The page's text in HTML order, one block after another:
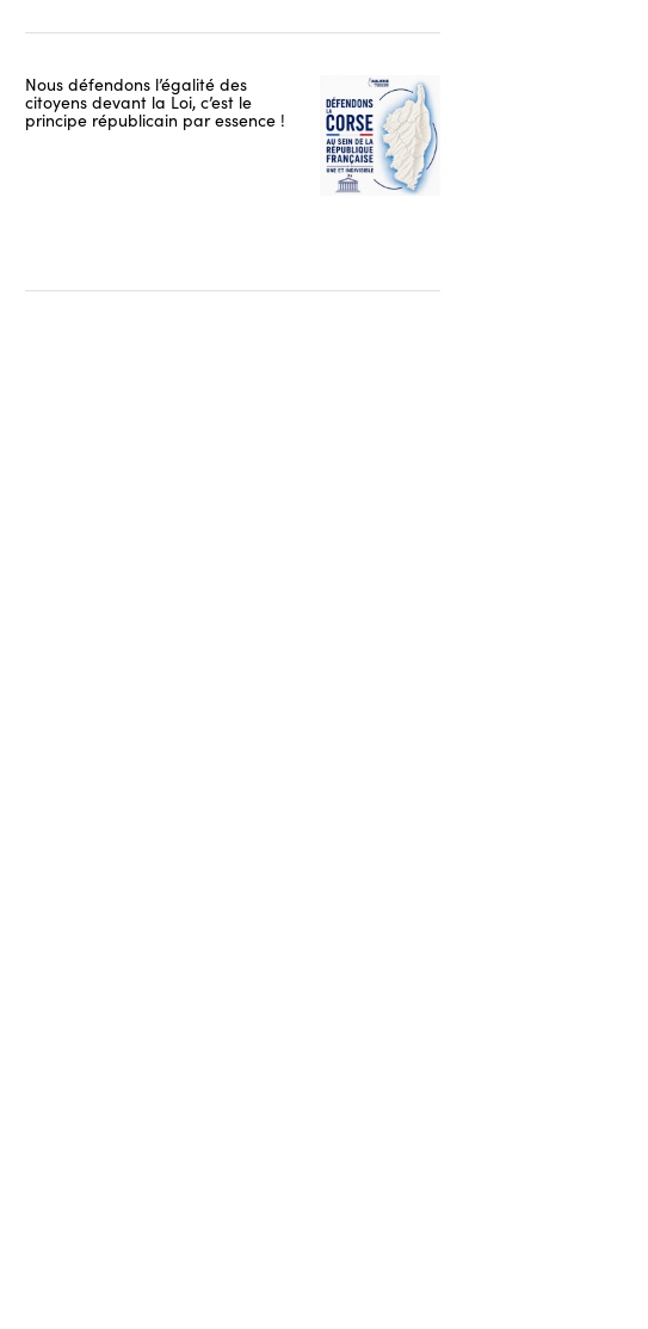
Nous défendons l’égalité des
citoyens devant la Loi, c’est le
principe républicain par essence !